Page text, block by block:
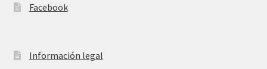
Facebook
Información legal